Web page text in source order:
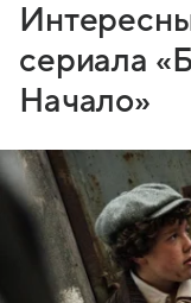
сериала
Начало»